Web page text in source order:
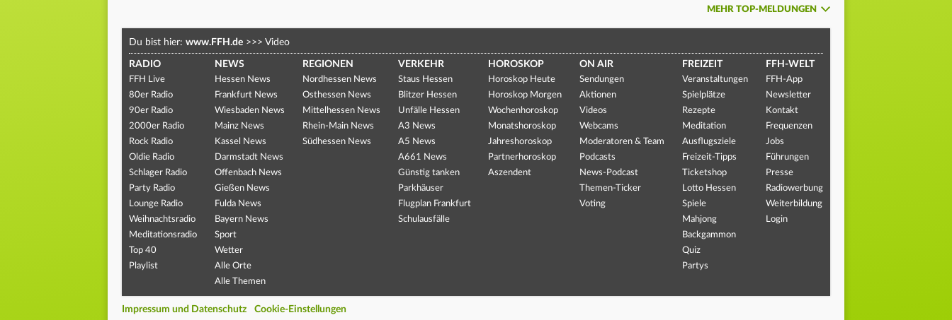
MEHR TOP-MELDUNGEN
Du bist hier: www.FFH.de >>> Video
RADIO
FFH Live
80er Radio
90er Radio
2000er Radio
Rock Radio
Oldie Radio
Schlager Radio
Party Radio
Lounge Radio
Weihnachtsradio
Meditationsradio
Top 40
Playlist
NEWS
Hessen News
Frankfurt News
Wiesbaden News
Mainz News
Kassel News
Darmstadt News
Offenbach News
Gießen News
Fulda News
Bayern News
Sport
Wetter
Alle Orte
Alle Themen
REGIONEN
Nordhessen News
Osthessen News
Mittelhessen News
Rhein-Main News
Südhessen News
VERKEHR
Staus Hessen
Blitzer Hessen
Unfälle Hessen
A3 News
A5 News
A661 News
Günstig tanken
Parkhäuser
Flugplan Frankfurt
Schulausfälle
HOROSKOP
Horoskop Heute
Horoskop Morgen
Wochenhoroskop
Monatshoroskop
Jahreshoroskop
Partnerhoroskop
Aszendent
ON AIR
Sendungen
Aktionen
Videos
Webcams
Moderatoren & Team
Podcasts
News-Podcast
Themen-Ticker
Voting
FREIZEIT
Veranstaltungen
Spielplätze
Rezepte
Meditation
Ausflugsziele
Freizeit-Tipps
Ticketshop
Lotto Hessen
Spiele
Mahjong
Backgammon
Quiz
Partys
FFH-WELT
FFH-App
Newsletter
Kontakt
Frequenzen
Jobs
Führungen
Presse
Radiowerbung
Weiterbildung
Login
Impressum und Datenschutz Cookie-Einstellungen